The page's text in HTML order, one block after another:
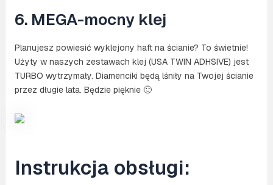
6. MEGA-mocny klej
Planujesz powiesić wyklejony haft na ścianie? To świetnie!
Użyty w naszych zestawach klej (USA TWIN ADHSIVE) jest
TURBO wytrzymały. Diamenciki będą lśniły na Twojej ścianie
przez długie lata. Będzie pięknie 🙂
Instrukcja obsługi: